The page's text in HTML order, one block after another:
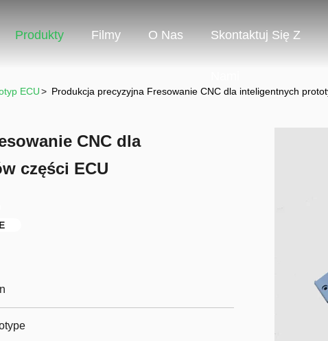
Produkty Filmy O Nas Skontaktuj Się Z
ECU> Produkcja precyzyjna Fresowanie CNC dla inteligentnych
CNC dla
części ECU